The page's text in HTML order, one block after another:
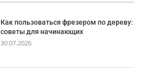
Как пользоваться фрезером по дереву:
советы для начинающих
30.07.2026